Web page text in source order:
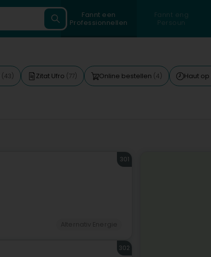
Fannt een
Professionnellen
Fannt eng
Persoun
(43) Zitat Ufro (77) Online bestellen (4) Haut op
301
302